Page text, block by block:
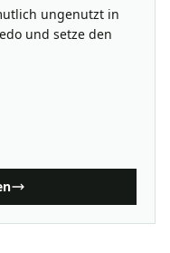
ungenutzt in
und setze den